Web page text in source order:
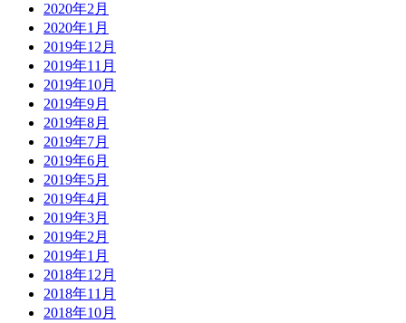
2020年2月
2020年1月
2019年12月
2019年11月
2019年10月
2019年9月
2019年8月
2019年7月
2019年6月
2019年5月
2019年4月
2019年3月
2019年2月
2019年1月
2018年12月
2018年11月
2018年10月